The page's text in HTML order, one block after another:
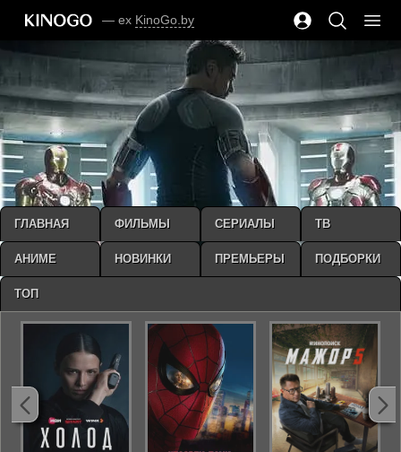
— ex KinoGo.by
ГЛАВНАЯ ФИЛЬМЫ СЕРИАЛЫ ТВ
АНИМЕ НОВИНКИ ПРЕМЬЕРЫ ПОДБОРКИ
ТОП